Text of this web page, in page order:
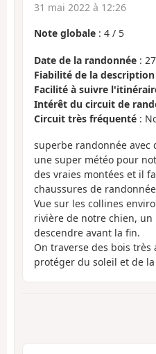
31 mai 2022 à 12:26
Note globale : 4 / 5
Date de la randonnée :
Fiabilité de la description
Facilité à suivre
Intérêt du circuit de
Circuit très fréquenté :
superbe randonnée avec
une super météo pour
des vraies montées et il
chaussures de
Vue sur les collines
rivière de notre chien,
descendre avant la fin.
On traverse des bois très
protéger du soleil et de